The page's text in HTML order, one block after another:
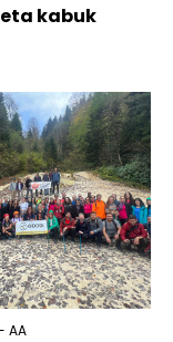
kabuk
AA